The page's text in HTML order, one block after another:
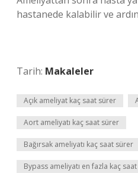
hastanede kalabilir ve
Tarih: Makaleler
Açık ameliyat kaç saat sürer
Aort ameliyatı kaç saat sürer
Bağırsak ameliyatı kaç saat sürer
Bypass ameliyatı en fazla kaç